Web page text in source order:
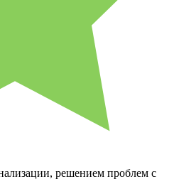
решением проблем с